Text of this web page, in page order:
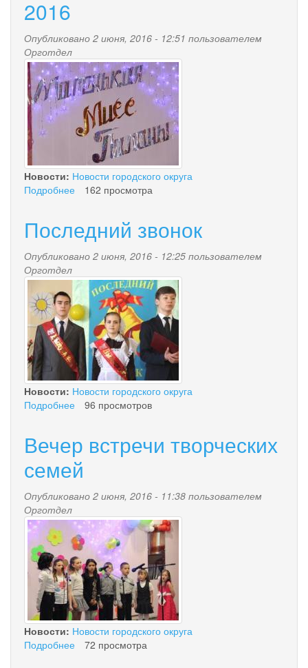
2016
Опубликовано 2 июня, 2016 - 12:51 пользователем
Орготдел
_mg_1992.jpg
Новости: Новости городского округа
Подробнее
Палана
2016
162 просмотра
Последний звонок
Опубликовано 2 июня, 2016 - 12:25 пользователем
Орготдел
img_7385.jpg
Новости: Новости городского округа
Подробнее
96 просмотров
Вечер встречи творческих
семей
Опубликовано 2 июня, 2016 - 11:38 пользователем
Орготдел
img_1335.jpg
Новости: Новости городского округа
Подробнее
72 просмотра